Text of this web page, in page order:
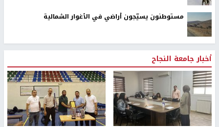
مستوطنون يسيّجون أراضي في الأغوار الشمالية
أخبار جامعة النجاح